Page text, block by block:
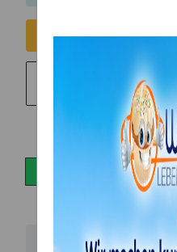
Sie möchten in
Beschreibung